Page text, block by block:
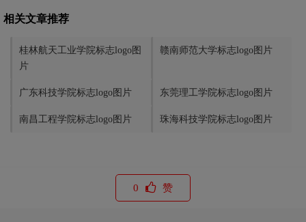
相关文章推荐
桂林航天工业学院标志logo图
片
赣南师范大学标志logo图片
广东科技学院标志logo图片 东莞理工学院标志logo图片
南昌工程学院标志logo图片 珠海科技学院标志logo图片
0 赞